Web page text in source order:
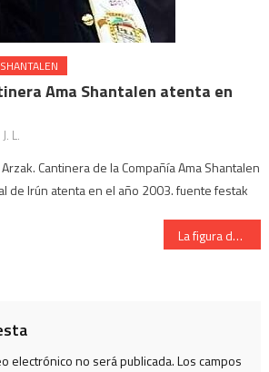
Ama Shantalen atenta en
J. L.
Cantinera de la Compañía Ama Shantalen
de Irún atenta en el año 2003. fuente festak
La figura del Comandante del Alarde Javier Mitxelena 2008
electrónico no será publicada.Los campos